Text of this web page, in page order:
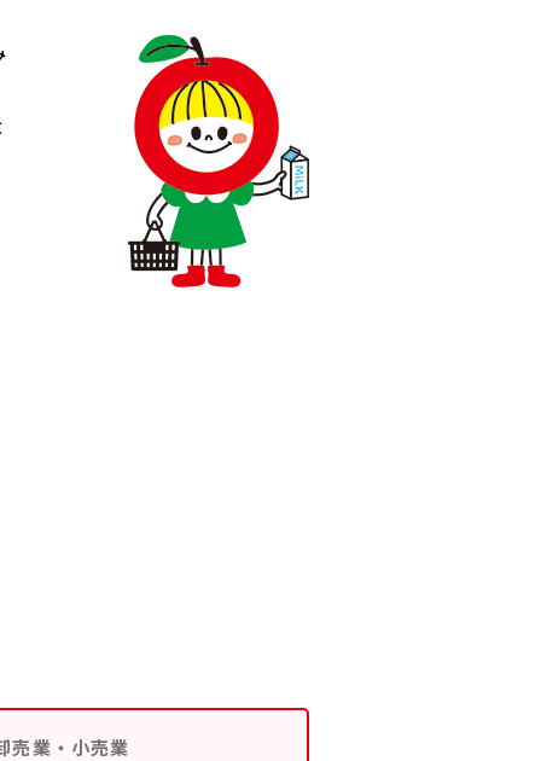
売業・小売業